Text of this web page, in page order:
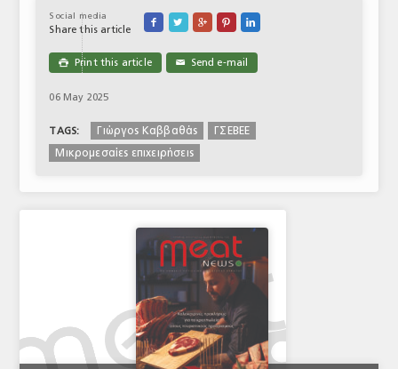
Social media
Share this article
    
 Print this article ✉ Send e-mail
06 May 2025
TAGS: Γιώργος Καββαθάς
ΓΣΕΒΕΕ
Μικρομεσαίες επιχειρήσεις